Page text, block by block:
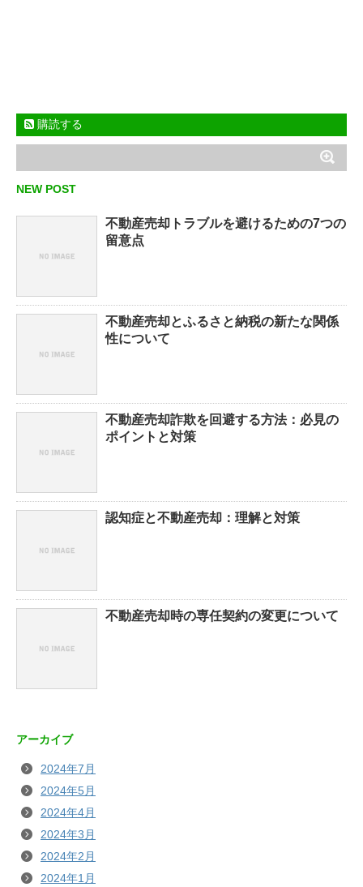
購読する
NEW POST
不動産売却トラブルを避けるための7つの
留意点
不動産売却とふるさと納税の新たな関係
性について
不動産売却詐欺を回避する方法：必見の
ポイントと対策
認知症と不動産売却：理解と対策
不動産売却時の専任契約の変更について
アーカイブ
2024年7月
2024年5月
2024年4月
2024年3月
2024年2月
2024年1月